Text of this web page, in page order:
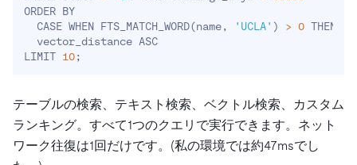
ORDER BY
  CASE WHEN FTS_MATCH_WORD
(name, 'UCLA' ) > 0 THEN
  vector_distance ASC
LIMIT 10;
テーブルの検索、テキスト検索、ベクトル検索、カスタム
ランキング。すべて1つのクエリで実行できます。ネット
ワーク往復は1回だけです。(私の環境では約47msでし